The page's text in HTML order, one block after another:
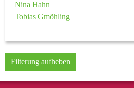
Nina Hahn
Tobias Gmöhling
Filterung aufheben